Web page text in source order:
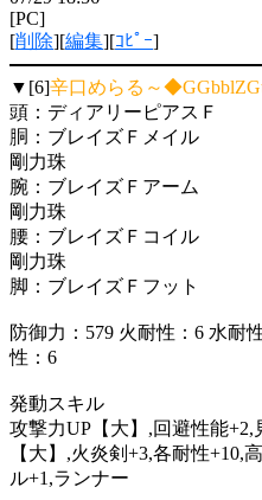
[PC]
[削除][編集][ｺﾋﾟｰ]
▼[6]辛口めらる～
頭：ディアリーピアス
胴：ブレイズＦメイ
剛力珠
腕：ブレイズＦアー
剛力珠
腰：ブレイズＦコイ
剛力珠
脚：ブレイズＦフッ
防御力：579 火耐性：6 水耐
性：6
発動スキル
攻撃力UP【大】,回避性能
【大】,火炎剣+3,各耐性+10,
ル+1,ランナー